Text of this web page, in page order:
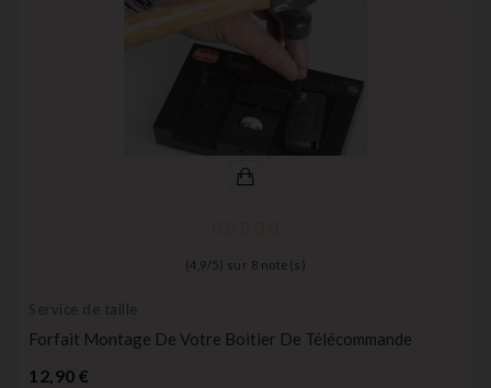
(4,9 / 5) sur 8 note(s)
Service de taille
Forfait Montage De Votre Boitier De Télécommande
12,90 €